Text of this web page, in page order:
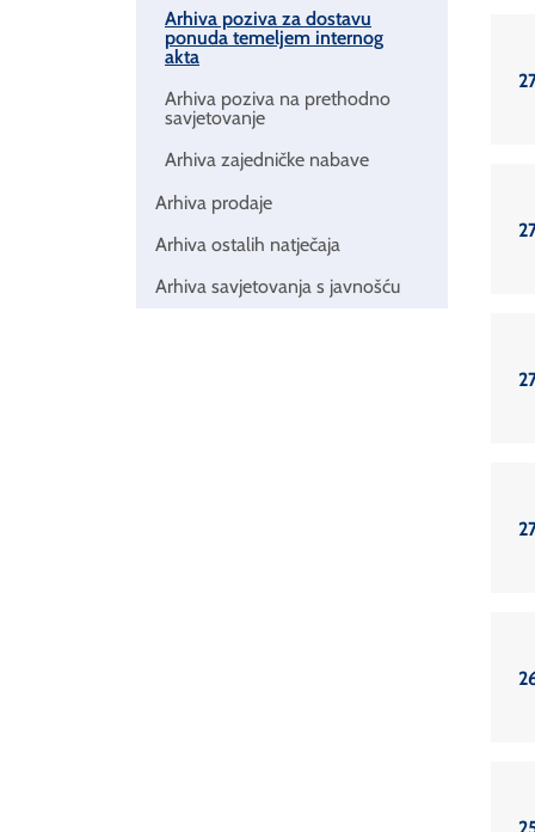
Arhiva poziva za dostavu
ponuda temeljem internog
akta
Arhiva poziva na prethodno
savjetovanje
Arhiva zajedničke nabave
Arhiva prodaje
Arhiva ostalih natječaja
Arhiva savjetovanja s javnošću